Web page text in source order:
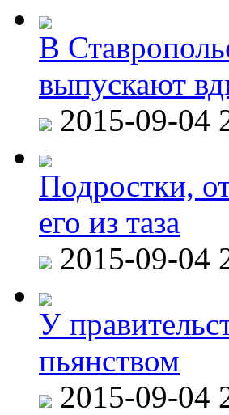
В
выпускают
2015-09-04
Подростки,
его из таза
2015-09-04
У
пьянством
2015-09-04